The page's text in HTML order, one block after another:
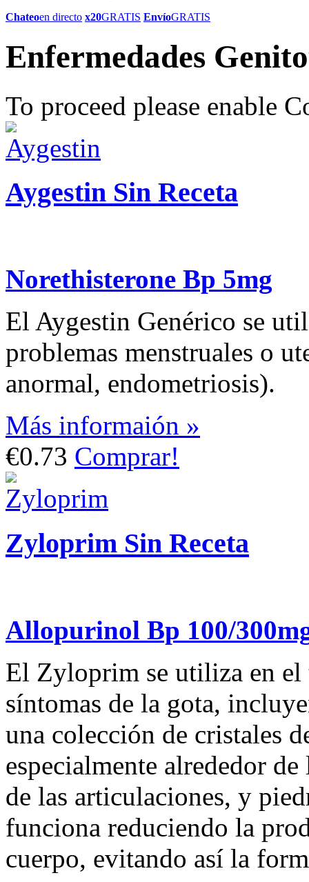
Chateoen directo x20GRATIS EnvíoGRATIS
Enfermedades
To proceed please enable
Aygestin Sin Receta
Norethisterone Bp 5mg
El Aygestin Genérico se
problemas menstruales o
anormal, endometriosis).
Más informaión »
€0.73 Comprar!
Zyloprim Sin Receta
Allopurinol Bp 100/
El Zyloprim se utiliza en el
síntomas de la gota,
una colección de cristales
especialmente alrededor
de las articulaciones, y
funciona reduciendo la
cuerpo, evitando así la